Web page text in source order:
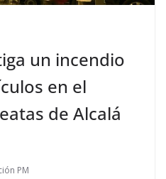
un incendio
en el
de Alcalá
PM